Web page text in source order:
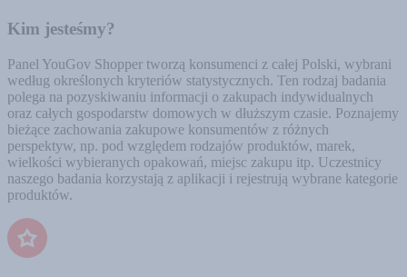
Kim jesteśmy?
Panel YouGov Shopper tworzą konsumenci z całej Polski, wybrani
według określonych kryteriów statystycznych. Ten rodzaj badania
polega na pozyskiwaniu informacji o zakupach indywidualnych
oraz całych gospodarstw domowych w dłuższym czasie. Poznajemy
bieżące zachowania zakupowe konsumentów z różnych
perspektyw, np. pod względem rodzajów produktów, marek,
wielkości wybieranych opakowań, miejsc zakupu itp. Uczestnicy
naszego badania korzystają z aplikacji i rejestrują wybrane kategorie
produktów.